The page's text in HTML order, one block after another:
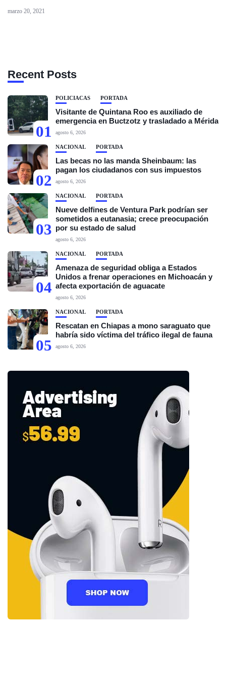
marzo 20, 2021
Recent Posts
01
POLICIACAS PORTADA
Visitante de Quintana Roo es auxiliado de
emergencia en Buctzotz y trasladado a Mérida
agosto 6, 2026
02
NACIONAL PORTADA
Las becas no las manda Sheinbaum: las
pagan los ciudadanos con sus impuestos
agosto 6, 2026
03
NACIONAL PORTADA
Nueve delfines de Ventura Park podrían ser
sometidos a eutanasia; crece preocupación
por su estado de salud
agosto 6, 2026
04
NACIONAL PORTADA
Amenaza de seguridad obliga a Estados
Unidos a frenar operaciones en Michoacán y
afecta exportación de aguacate
agosto 6, 2026
05
NACIONAL PORTADA
Rescatan en Chiapas a mono saraguato que
habría sido víctima del tráfico ilegal de fauna
agosto 6, 2026